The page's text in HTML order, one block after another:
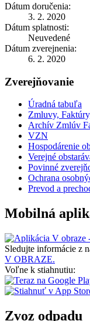
Dátum doručenia:
3. 2. 2020
Dátum splatnosti:
Neuvedené
Dátum zverejnenia:
6. 2. 2020
Zverejňovanie
Úradná tabuľa
Zmluvy,
Archív Zmlúv
VZN
Hospodárenie
Verejné
Povinné
Ochrana
Prevod a
Mobilná
Sledujte informácie z
V OBRAZE.
Voľne k stiahnutiu:
Zvoz odpadu